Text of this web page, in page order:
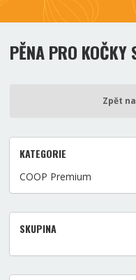
PĚNA PRO KOČKY
Zpět
KATEGORIE
COOP Premium
SKUPINA